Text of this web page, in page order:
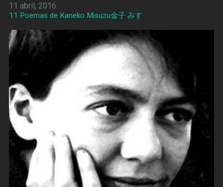
11 abril, 2016
11 Poemas de Kaneko Misuzu金子 みすゞ